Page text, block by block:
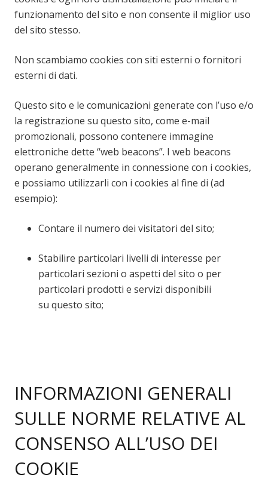
funzionamento del sito e non consente il miglior uso
del sito stesso.
Non scambiamo cookies con siti esterni o fornitori
esterni di dati.
Questo sito e le comunicazioni generate con l’uso e/o
la registrazione su questo sito, come e-mail
promozionali, possono contenere immagine
elettroniche dette “web beacons”. I web beacons
operano generalmente in connessione con i cookies,
e possiamo utilizzarli con i cookies al fine di (ad
esempio):
Contare il numero dei visitatori del sito;
Stabilire particolari livelli di interesse per
particolari sezioni o aspetti del sito o per
particolari prodotti e servizi disponibili
su questo sito;
INFORMAZIONI GENERALI
SULLE NORME RELATIVE AL
CONSENSO ALL’USO DEI
COOKIE